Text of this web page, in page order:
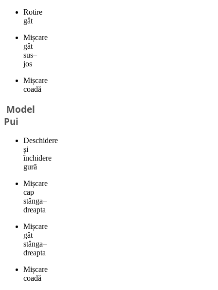
Rotire
gât
Mișcare
gât
sus–
jos
Mișcare
coadă
Model
Pui
Deschidere
și
închidere
gură
Mișcare
cap
stânga–
dreapta
Mișcare
gât
stânga–
dreapta
Mișcare
coadă